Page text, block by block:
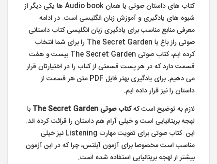
کتاب های داستان صوتی یا همان Audio book ها یکی دیگر از
شیوه های یادگیری و آموزش زبان انگلیسی است. در ادامه
معرفی منابع مناسب برای یادگیری زبان انگلیسی کتاب داستانی
صوتی راز باغ یا The Secret Garden را برای شما انتخاب
کرده ایم، کتاب صوتی The Secret Garden بیست و هفت
قسمت دارد که در هر پست قسمتی از کتاب را در اختیارتان قرار
می دهیم. برای یادگیری بهتر فایل PDF متن هر قسمت از
داستان را نیز قرار داده ایم.
لازم به توضیح است کهکتاب صوتی The Secret Garden
با
لهجه بریتانیایی است و خیلی آرام هم داستان را قرائت کرده اند.
این کتاب صوتی برای تقویت مهارت Listening نیز خیلی
مناسب است مخصوصا برای آزمون آیلتس، چرا که در این آزمون
بیشتر از لهجه بریتانیایی استفاده شده است.